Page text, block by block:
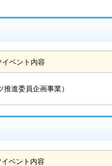
イベント内容
進委員企画事業）
イベント内容